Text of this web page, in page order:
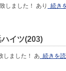
しました！ あり 続き
イツ(203)
しました！ あ 続きを